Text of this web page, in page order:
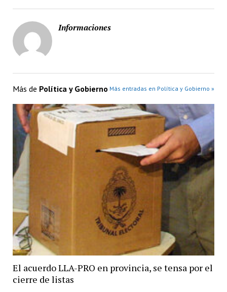
Informaciones
Más de Política y Gobierno Más entradas en Política y Gobierno »
El acuerdo LLA-PRO en provincia, se tensa por el
cierre de listas